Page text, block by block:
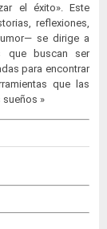
el éxito». Este
reflexiones,
se dirige a
que buscan ser
para encontrar
que las
sueños »